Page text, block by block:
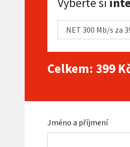
Celkem: 399
Jméno a příjmení